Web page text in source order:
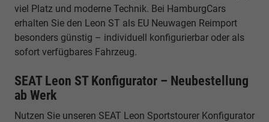
viel Platz und moderne Technik. Bei HamburgCars
erhalten Sie den Leon ST als EU Neuwagen Reimport
besonders günstig – individuell konfigurierbar oder als
sofort verfügbares Fahrzeug.
SEAT Leon ST Konfigurator – Neubestellung
ab Werk
Nutzen Sie unseren SEAT Leon Sportstourer Konfigurator